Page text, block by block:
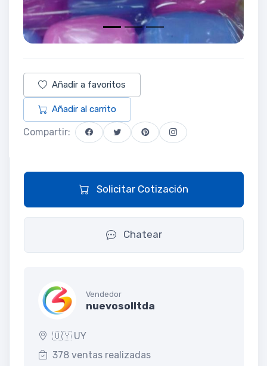
Añadir a favoritos
Añadir al carrito
Compartir:
Solicitar Cotización
Chatear
Vendedor
nuevosolltda
🇺🇾 UY
378 ventas realizadas